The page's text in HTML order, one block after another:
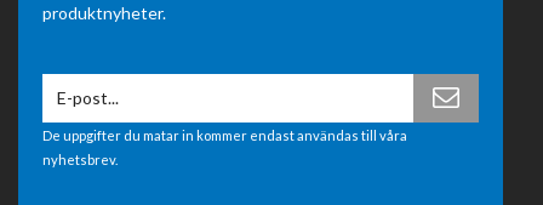
produktnyheter.
De uppgifter du matar in kommer endast användas till våra
nyhetsbrev.